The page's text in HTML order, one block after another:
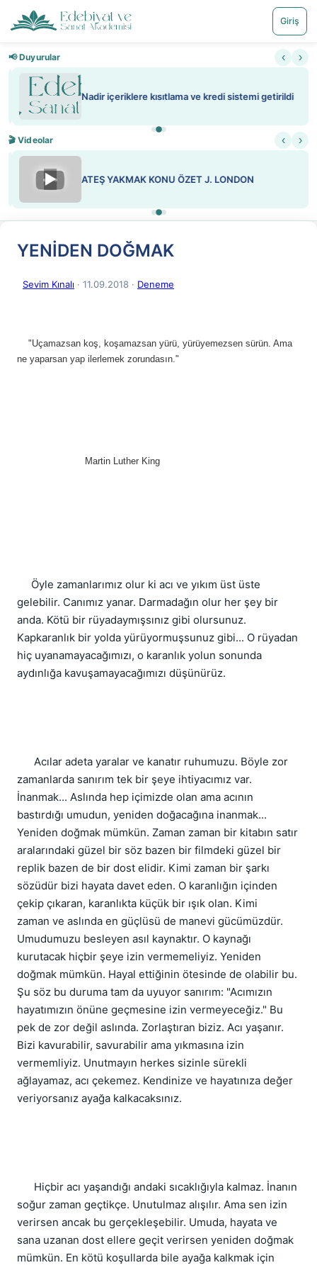
Giriş
📢 Duyurular ‹ ›
Nadir içeriklere kısıtlama ve kredi sistemi getirildi
🎬 Videolar ‹ ›
▶ ATEŞ YAKMAK KONU ÖZET J. LONDON
YENİDEN DOĞMAK
Sevim Kınalı · 11.09.2018 · Deneme
"Uçamazsan koş, koşamazsan yürü, yürüyemezsen sürün. Ama
ne yaparsan yap ilerlemek zorundasın."
Martin Luther King
Öyle zamanlarımız olur ki acı ve yıkım üst üste
gelebilir. Canımız yanar. Darmadağın olur her şey bir
anda. Kötü bir rüyadaymışsınız gibi olursunuz.
Kapkaranlık bir yolda yürüyormuşsunuz gibi... O rüyadan
hiç uyanamayacağımızı, o karanlık yolun sonunda
aydınlığa kavuşamayacağımızı düşünürüz.
Acılar adeta yaralar ve kanatır ruhumuzu. Böyle zor
zamanlarda sanırım tek bir şeye ihtiyacımız var.
İnanmak... Aslında hep içimizde olan ama acının
bastırdığı umudun, yeniden doğacağına inanmak...
Yeniden doğmak mümkün. Zaman zaman bir kitabın satır
aralarındaki güzel bir söz bazen bir filmdeki güzel bir
replik bazen de bir dost elidir. Kimi zaman bir şarkı
sözüdür bizi hayata davet eden. O karanlığın içinden
çekip çıkaran, karanlıkta küçük bir ışık olan. Kimi
zaman ve aslında en güçlüsü de manevi gücümüzdür.
Umudumuzu besleyen asıl kaynaktır. O kaynağı
kurutacak hiçbir şeye izin vermemeliyiz. Yeniden
doğmak mümkün. Hayal ettiğinin ötesinde de olabilir bu.
Şu söz bu duruma tam da uyuyor sanırım: "Acımızın
hayatımızın önüne geçmesine izin vermeyeceğiz." Bu
pek de zor değil aslında. Zorlaştıran biziz. Acı yaşanır.
Bizi kavurabilir, savurabilir ama yıkmasına izin
vermemliyiz. Unutmayın herkes sizinle sürekli
ağlayamaz, acı çekemez. Kendinize ve hayatınıza değer
veriyorsanız ayağa kalkacaksınız.
Hiçbir acı yaşandığı andaki sıcaklığıyla kalmaz. İnanın
soğur zaman geçtikçe. Unutulmaz alışılır. Ama sen izin
verirsen ancak bu gerçekleşebilir. Umuda, hayata ve
sana uzanan dost ellere geçit verirsen yeniden doğmak
mümkün. En kötü koşullarda bile ayağa kalkmak için